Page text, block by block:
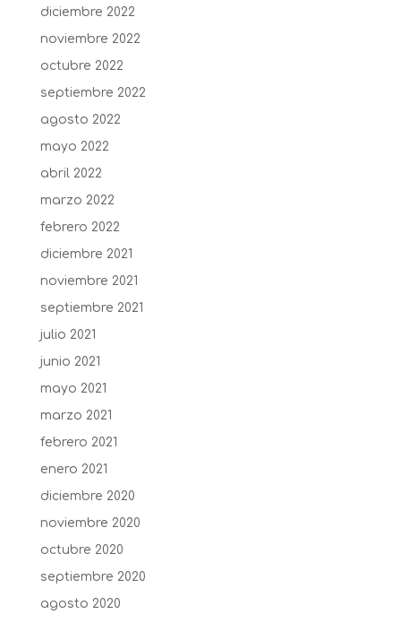
diciembre 2022
noviembre 2022
octubre 2022
septiembre 2022
agosto 2022
mayo 2022
abril 2022
marzo 2022
febrero 2022
diciembre 2021
noviembre 2021
septiembre 2021
julio 2021
junio 2021
mayo 2021
marzo 2021
febrero 2021
enero 2021
diciembre 2020
noviembre 2020
octubre 2020
septiembre 2020
agosto 2020